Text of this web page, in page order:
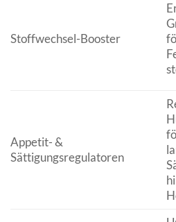
Stoffwechsel-Booster
Appetit- &
Sättigungsregulatoren